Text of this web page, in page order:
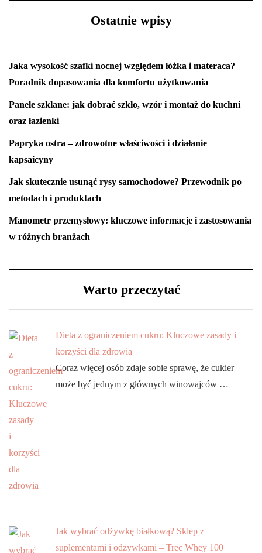
Ostatnie wpisy
Jaka wysokość szafki nocnej względem łóżka i materaca?
Poradnik dopasowania dla komfortu użytkowania
Panele szklane: jak dobrać szkło, wzór i montaż do kuchni
oraz łazienki
Papryka ostra – zdrowotne właściwości i działanie
kapsaicyny
Jak skutecznie usunąć rysy samochodowe? Przewodnik po
metodach i produktach
Manometr przemysłowy: kluczowe informacje i zastosowania
w różnych branżach
Warto przeczytać
Dieta z ograniczeniem cukru: Kluczowe zasady i
korzyści dla zdrowia
Coraz więcej osób zdaje sobie sprawę, że cukier
może być jednym z głównych winowajców …
Jak wybrać odżywkę białkową? Sklep z
suplementami i odżywkami – Trec Whey 100